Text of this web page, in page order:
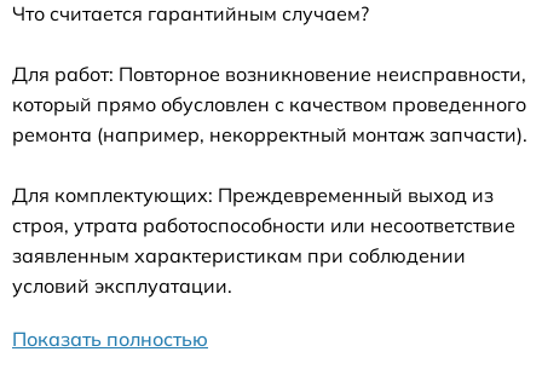
Что считается гарантийным случаем?
Для работ: Повторное возникновение неисправности,
который прямо обусловлен с качеством проведенного
ремонта (например, некорректный монтаж запчасти).
Для комплектующих: Преждевременный выход из
строя, утрата работоспособности или несоответствие
заявленным характеристикам при соблюдении
условий эксплуатации.
Показать полностью